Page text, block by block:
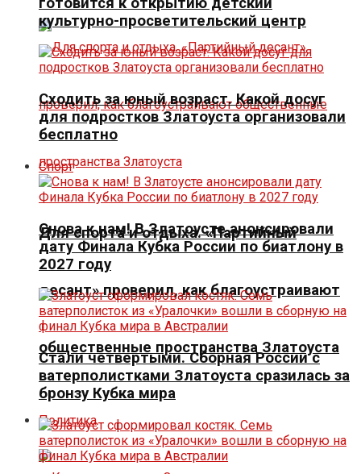
Для спорта и отдыха. «Партийный
десант» проверил, как благоустраивают
общественные пространства Златоуста
Политика
культурно-просветительский центр
Сходить за юный возраст. Какой досуг
для подростков Златоуста организовали
бесплатно
Спорт
Снова к нам! В Златоусте анонсировали
дату Финала Кубка России по биатлону в
2027 году
Стали четвертыми. Сборная России с
ватерполистками Златоуста сразилась за
бронзу Кубка мира